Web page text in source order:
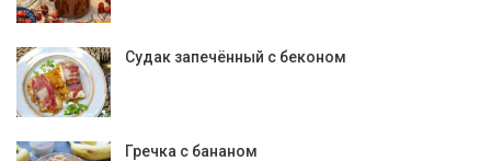
Судак запечённый с беконом
Гречка с бананом